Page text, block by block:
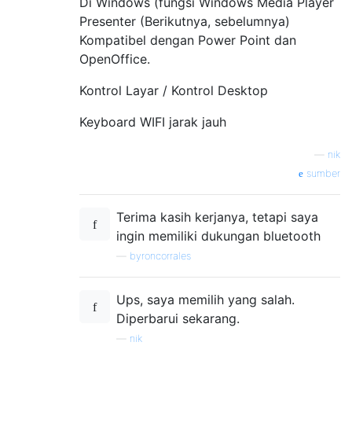
Presenter (Berikutnya, sebelumnya)
Kompatibel dengan Power Point dan
OpenOffice.
Kontrol Layar / Kontrol Desktop
Keyboard WIFI jarak jauh
nik
sumber
Terima kasih kerjanya, tetapi saya
ingin memiliki dukungan bluetooth
byroncorrales
Ups, saya memilih yang salah.
Diperbarui sekarang.
nik